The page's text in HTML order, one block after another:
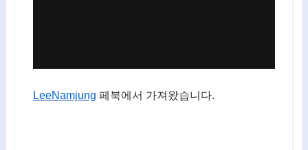
LeeNamjung 페북에서 가져왔습니다.